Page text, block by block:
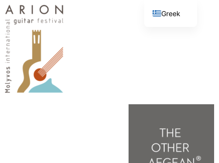
Greek